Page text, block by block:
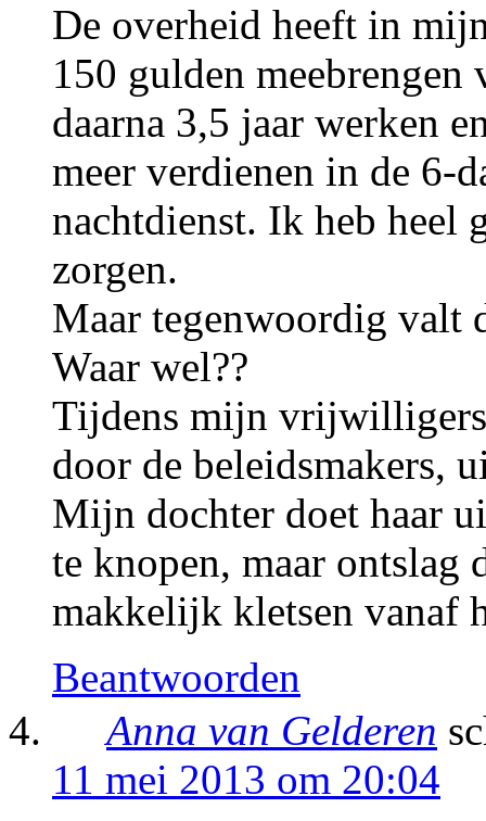
De overheid heeft in
150 gulden meebrengen
daarna 3,5 jaar werken
meer verdienen in de 6-
nachtdienst. Ik heb heel
zorgen.
Maar tegenwoordig valt
Waar wel??
Tijdens mijn
door de beleidsmakers,
Mijn dochter doet haar
te knopen, maar ontslag
makkelijk kletsen vanaf
Beantwoorden
Anna van Gelderen
11 mei 2013 om 20:04